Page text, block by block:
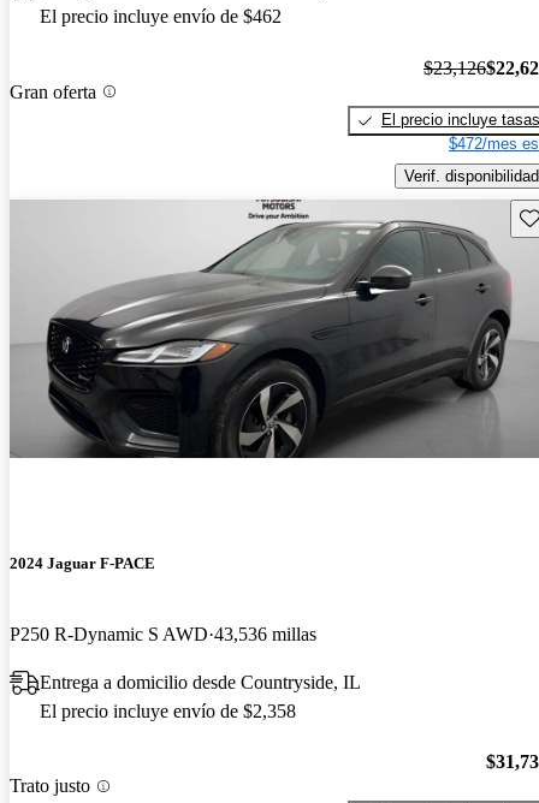
El precio incluye envío de $462
Gran oferta
$23,126
El precio incluye tasas
$472/mes
Verif. disponibilidad
2024 Jaguar F-PACE
P250 R-Dynamic S AWD 43,536 millas
Entrega a domicilio desde Countryside, IL
El precio incluye envío de $2,358
Trato justo